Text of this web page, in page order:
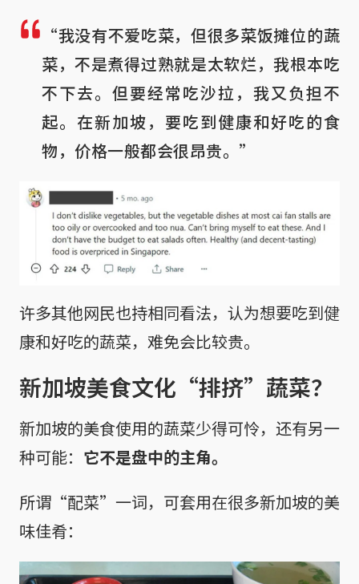
“我没有不爱吃菜，但很多菜饭摊位的蔬
菜，不是煮得过熟就是太软烂，我根本吃
不下去。但要经常吃沙拉，我又负担不
起。在新加坡，要吃到健康和好吃的食
物，价格一般都会很昂贵。”
许多其他网民也持相同看法，认为想要吃到健
康和好吃的蔬菜，难免会比较贵。
新加坡美食文化“排挤”蔬菜？
新加坡的美食使用的蔬菜少得可怜，还有另一
种可能： 它不是盘中的主角。
所谓“配菜”一词，可套用在很多新加坡的美
味佳肴：